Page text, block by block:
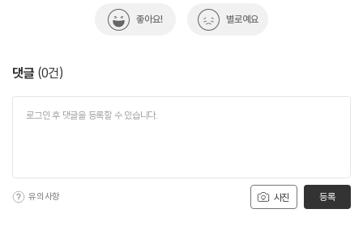
좋아요! 별로예요
댓글 (0건)
사진
유의사항 등록